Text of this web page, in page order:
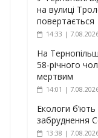
на вулиці
повертається
14:33 |
На
58-річного
мертвим
14:01 |
Екологи
забруднення
13:38 |